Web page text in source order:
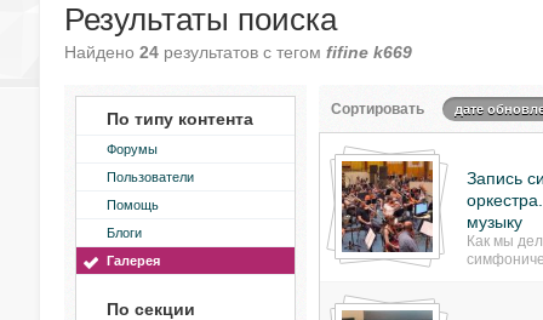
Результаты поиска
Найдено 24 результатов с тегом fifine k669
По типу контента
Форумы
Пользователи
Помощь
Блоги
Галерея
По секции
Сортировать дате
Запись
музыку
Как мы